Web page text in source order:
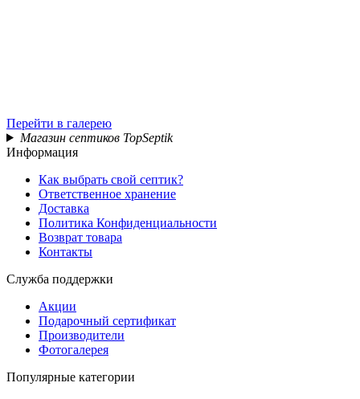
Перейти в галерею
Магазин септиков TopSeptik
Информация
Как выбрать свой септик?
Ответственное хранение
Доставка
Политика Конфиденциальности
Возврат товара
Контакты
Служба поддержки
Акции
Подарочный сертификат
Производители
Фотогалерея
Популярные категории